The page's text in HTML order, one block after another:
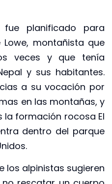
planificado para
montañista que
veces y que tenía
y sus habitantes.
a su vocación por
en las montañas, y
la formación rocosa El
dentro del parque
los alpinistas sugieren